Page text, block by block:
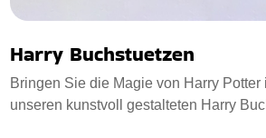
Harry Buchstuetzen
Bringen Sie die Magie von Harry Potter
unseren kunstvoll gestalteten Harry